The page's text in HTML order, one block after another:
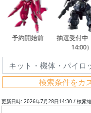
予約開始前
抽選受付中
14:00）
検索条件をカ
索
グ
レ
更新日時: 2026年7月28日14:30 / 検索